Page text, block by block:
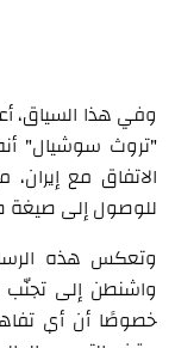
وفي هذا السياق،
"تروث سوشيال"
الاتفاق مع
للوصول إلى صيغة
وتعكس هذه
واشنطن إلى تجنّب
خصوصًا أن أي